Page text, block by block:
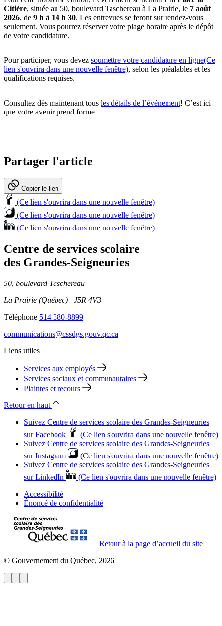
Citière, située au 50, boulevard Taschereau à La Prairie, le 7 août
2026, de 9 h à 14 h 30. Les entrevues se feront sur rendez-vous
seulement. Vous pourrez réserver votre plage horaire après le dépôt
de votre candidature.
Pour participer, vous devez soumettre votre candidature en ligne(Ce
lien s'ouvrira dans une nouvelle fenêtre), selon les préalables et les
qualifications requises.
Consultez dès maintenant tous les détails de l’événement! C’est ici
que votre avenir prend forme.
Partager l'article
Copier le lien
(Ce lien s'ouvrira dans une nouvelle fenêtre)
(Ce lien s'ouvrira dans une nouvelle fenêtre)
(Ce lien s'ouvrira dans une nouvelle fenêtre)
Centre de services scolaire
des Grandes‑Seigneuries
50, boulevard Taschereau
La Prairie (Québec) J5R 4V3
Téléphone 514 380-8899
communications@cssdgs.gouv.qc.ca
Liens utiles
Services aux employés
Services sociaux et communautaires
Plaintes et recours
Retour en haut
Suivez Centre de services scolaire des Grandes‑Seigneuries
sur Facebook
(Ce lien s'ouvrira dans une nouvelle fenêtre)
Suivez Centre de services scolaire des Grandes‑Seigneuries
sur Instagram
(Ce lien s'ouvrira dans une nouvelle fenêtre)
Suivez Centre de services scolaire des Grandes‑Seigneuries
sur LinkedIn
(Ce lien s'ouvrira dans une nouvelle fenêtre)
Accessibilité
Énoncé de confidentialité
Retour à la page d’accueil du site
© Gouvernement du Québec, 2026